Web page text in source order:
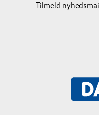
Tilmeld nyhedsmail